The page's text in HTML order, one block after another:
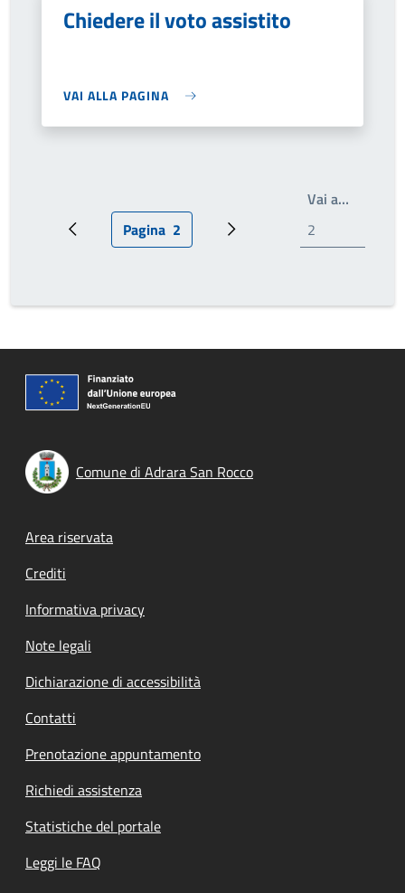
Chiedere il voto assistito
VAI ALLA PAGINA
Pagina precedentePagina attuale
Pagina 2 Pagina successiva
Vai a…
Comune di Adrara San Rocco
Footer menu
Area riservata
Crediti
Informativa privacy
Note legali
Dichiarazione di accessibilità
Contatti
Prenotazione appuntamento
Richiedi assistenza
Statistiche del portale
Leggi le FAQ